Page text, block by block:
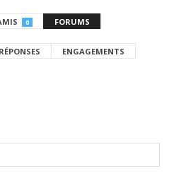
0 FORUMS
ENGAGEMENTS